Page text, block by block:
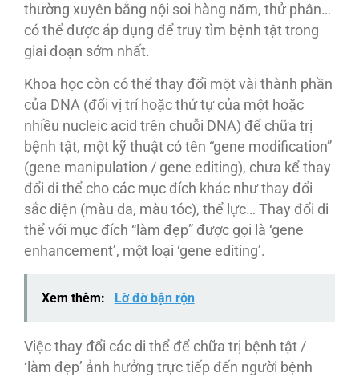
thường xuyên bằng nội soi hàng năm, thử phân…
có thể được áp dụng để truy tìm bệnh tật trong
giai đoạn sớm nhất.
Khoa học còn có thể thay đổi một vài thành phần
của DNA (đổi vị trí hoặc thứ tự của một hoặc
nhiều nucleic acid trên chuỗi DNA) để chữa trị
bệnh tật, một kỹ thuật có tên “gene modification”
(gene manipulation / gene editing), chưa kể thay
đổi di thể cho các mục đích khác như thay đổi
sắc diện (màu da, màu tóc), thể lực… Thay đổi di
thể với mục đích “làm đẹp” được gọi là ‘gene
enhancement’, một loại ‘gene editing’.
Xem thêm: Lờ đờ bận rộn
Việc thay đổi các di thể để chữa trị bệnh tật /
‘làm đẹp’ ảnh hưởng trực tiếp đến người bệnh